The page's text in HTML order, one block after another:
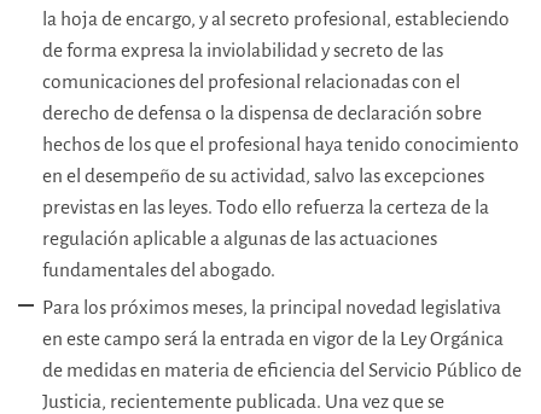
la hoja de encargo, y al secreto profesional, estableciendo
de forma expresa la inviolabilidad y secreto de las
comunicaciones del profesional relacionadas con el
derecho de defensa o la dispensa de declaración sobre
hechos de los que el profesional haya tenido conocimiento
en el desempeño de su actividad, salvo las excepciones
previstas en las leyes. Todo ello refuerza la certeza de la
regulación aplicable a algunas de las actuaciones
fundamentales del abogado.
Para los próximos meses, la principal novedad legislativa
en este campo será la entrada en vigor de la Ley Orgánica
de medidas en materia de eficiencia del Servicio Público de
Justicia, recientemente publicada. Una vez que se